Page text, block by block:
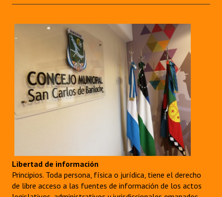
Libertad de información
Principios. Toda persona, física o jurídica, tiene el derecho
de libre acceso a las fuentes de información de los actos